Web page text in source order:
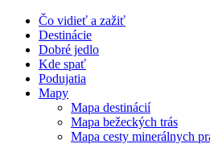
Čo vidieť a zažiť
Destinácie
Dobré jedlo
Kde spať
Podujatia
Mapy
Mapa destinácií
Mapa bežeckých trás
Mapa cesty minerálnych